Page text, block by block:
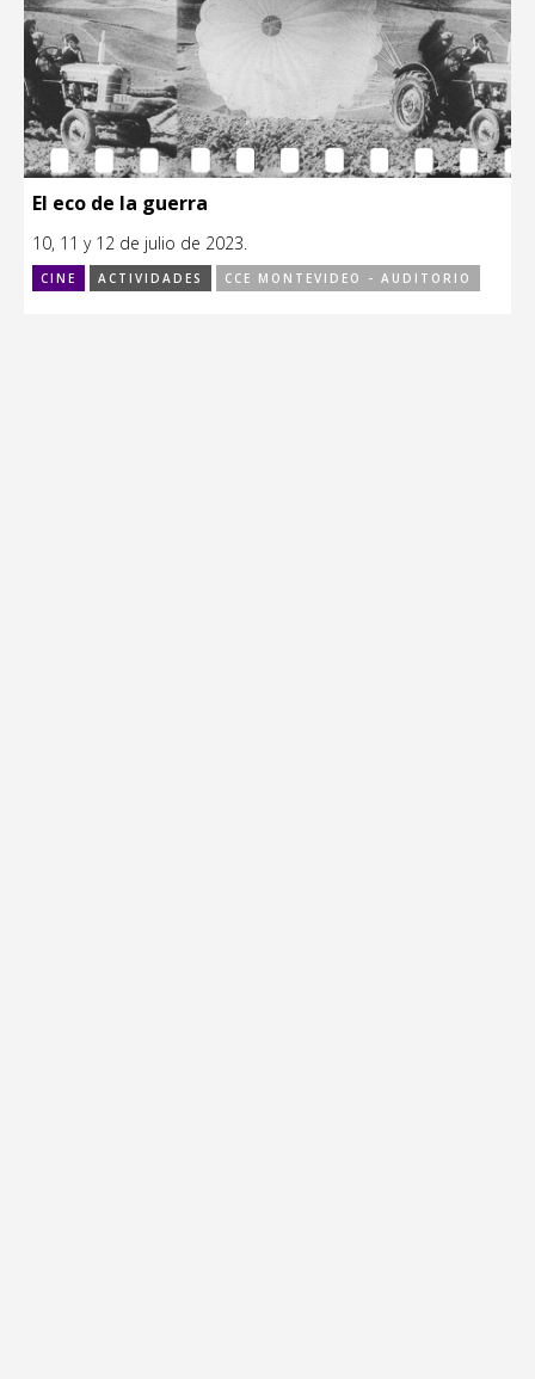
El eco de la guerra
10, 11 y 12 de julio de 2023.
CINE ACTIVIDADES CCE MONTEVIDEO - AUDITORIO